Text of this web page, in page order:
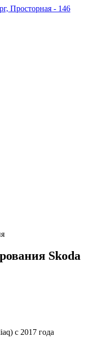
Просторная - 146
Skoda
с 2017 года